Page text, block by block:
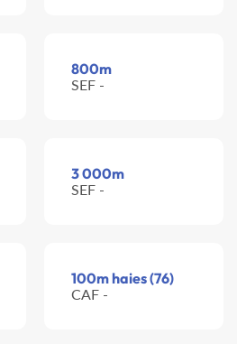
800m
SEF -
3 000m
SEF -
100m haies (76)
CAF -